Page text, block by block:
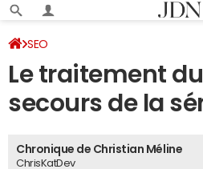
SEO
Le traitement
secours de la
Chronique de Christian Méline
ChrisKatDev